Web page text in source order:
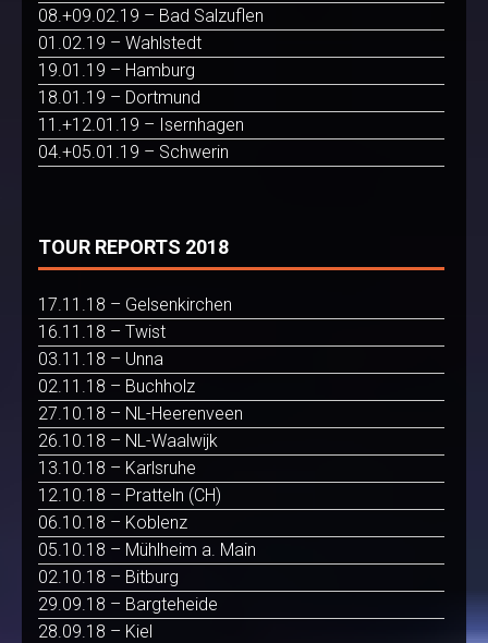
08.+09.02.19 – Bad Salzuflen
01.02.19 – Wahlstedt
19.01.19 – Hamburg
18.01.19 – Dortmund
11.+12.01.19 – Isernhagen
04.+05.01.19 – Schwerin
TOUR REPORTS 2018
17.11.18 – Gelsenkirchen
16.11.18 – Twist
03.11.18 – Unna
02.11.18 – Buchholz
27.10.18 – NL-Heerenveen
26.10.18 – NL-Waalwijk
13.10.18 – Karlsruhe
12.10.18 – Pratteln (CH)
06.10.18 – Koblenz
05.10.18 – Mühlheim a. Main
02.10.18 – Bitburg
29.09.18 – Bargteheide
28.09.18 – Kiel